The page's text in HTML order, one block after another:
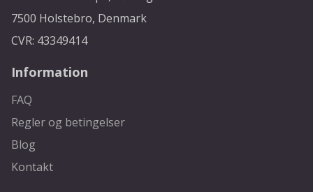
7500 Holstebro, Denmark
CVR: 43349414
Information
FAQ
Regler og betingelser
Blog
Kontakt